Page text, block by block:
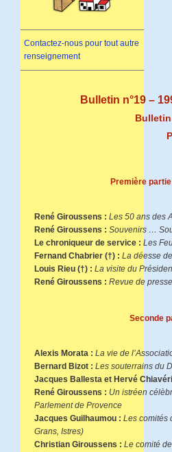
Contactez-nous pour tout autre
renseignement
Bulletin n°19 –
Première
René Giroussens : Les 50 ans des
René Giroussens : Souvenirs …
Le chroniqueur de service : Les
Fernand Chabrier (†) : La déesse
Louis Rieu (†) : La visite du
René Giroussens : Revue de presse
Seconde
Alexis Morata : La vie de
Bernard Bizot : Les souterrains du
Jacques Ballesta et Hervé
René Giroussens : Un istréen
Parlement de Provence
Jacques Guilhaumou : Les comités
Grans, Istres)
Christian Giroussens : Le comité